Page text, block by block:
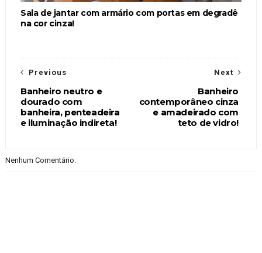
Sala de jantar com armário com portas em degradê
na cor cinza!
Next
Banheiro
contemporâneo cinza
e amadeirado com
teto de vidro!
Previous
Banheiro neutro e
dourado com
banheira, penteadeira
e iluminação indireta!
Nenhum Comentário: